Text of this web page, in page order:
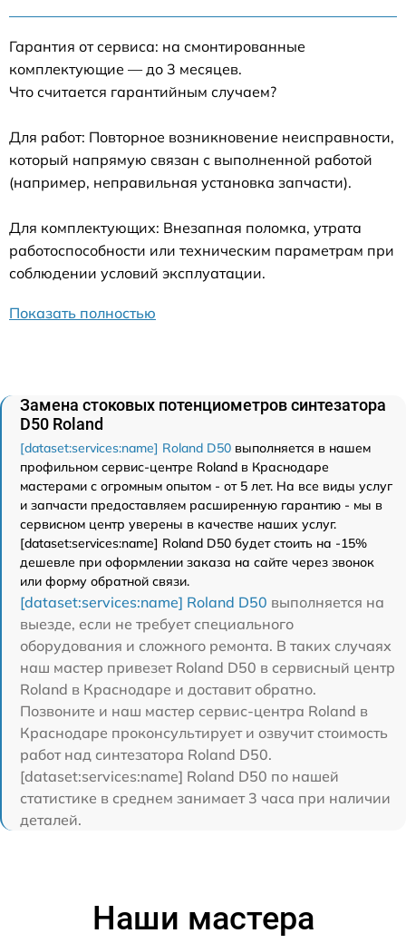
Гарантия от сервиса: на смонтированные
комплектующие — до 3 месяцев.
Что считается гарантийным случаем?
Для работ: Повторное возникновение неисправности,
который напрямую связан с выполненной работой
(например, неправильная установка запчасти).
Для комплектующих: Внезапная поломка, утрата
работоспособности или техническим параметрам при
соблюдении условий эксплуатации.
Показать полностью
Замена стоковых потенциометров синтезатора
D50 Roland
[dataset:services:name] Roland D50 выполняется в нашем
профильном сервис-центре Roland в Краснодаре
мастерами с огромным опытом - от 5 лет. На все виды услуг
и запчасти предоставляем расширенную гарантию - мы в
сервисном центр уверены в качестве наших услуг.
[dataset:services:name] Roland D50 будет стоить на -15%
дешевле при оформлении заказа на сайте через звонок
или форму обратной связи.
[dataset:services:name] Roland D50 выполняется на
выезде, если не требует специального
оборудования и сложного ремонта. В таких случаях
наш мастер привезет Roland D50 в сервисный центр
Roland в Краснодаре и доставит обратно.
Позвоните и наш мастер сервис-центра Roland в
Краснодаре проконсультирует и озвучит стоимость
работ над синтезатора Roland D50.
[dataset:services:name] Roland D50 по нашей
статистике в среднем занимает 3 часа при наличии
деталей.
Наши мастера